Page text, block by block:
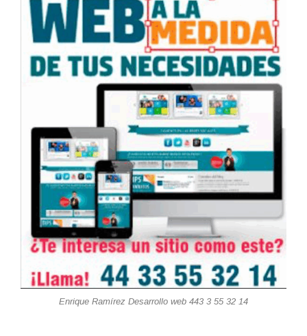
Enrique Ramírez Desarrollo web 443 3 55 32 14